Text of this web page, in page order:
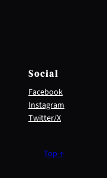
Social
Facebook
Instagram
Twitter/X
Top ↑